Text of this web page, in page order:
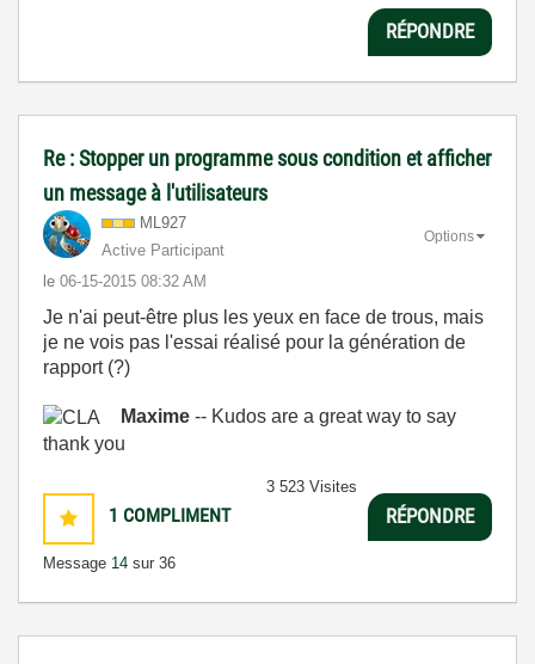
RÉPONDRE
Re : Stopper un programme sous condition et afficher
un message à l'utilisateurs
ML927
Active Participant
le ‎06-15-2015 08:32 AM
Options
Je n'ai peut-être plus les yeux en face de trous, mais
je ne vois pas l'essai réalisé pour la génération de
rapport (?)
Maxime -- Kudos are a great way to say
thank you
1 COMPLIMENT
Message 14 sur 36
3 523 Visites
RÉPONDRE